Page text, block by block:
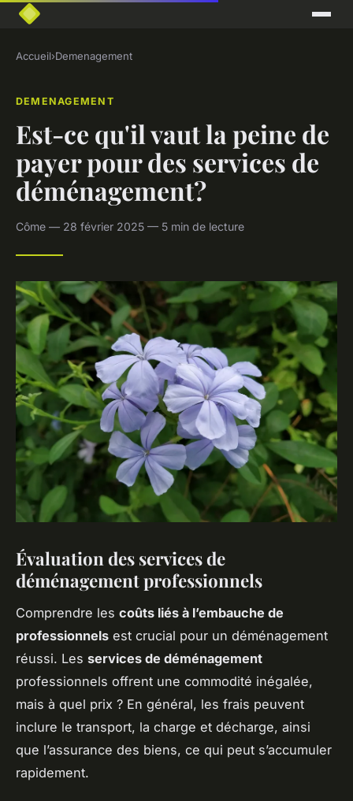
Accueil›Demenagement
DEMENAGEMENT
Est-ce qu'il vaut la peine de
payer pour des services de
déménagement?
Côme — 28 février 2025 — 5 min de lecture
Évaluation des services de
déménagement professionnels
Comprendre les coûts liés à l’embauche de
professionnels est crucial pour un déménagement
réussi. Les services de déménagement
professionnels offrent une commodité inégalée,
mais à quel prix ? En général, les frais peuvent
inclure le transport, la charge et décharge, ainsi
que l’assurance des biens, ce qui peut s’accumuler
rapidement.